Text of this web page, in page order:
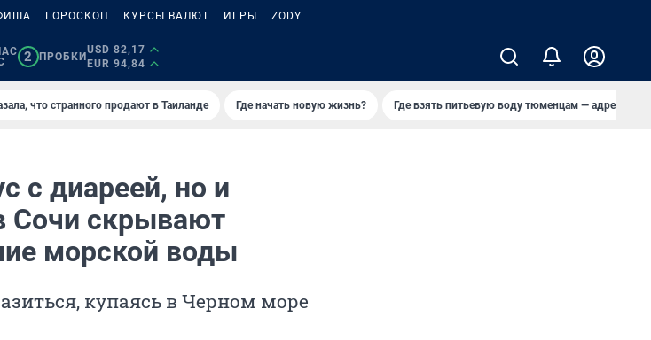
ГОРОСКОП КУРСЫ ВАЛЮТ ИГРЫ ZODY
2 ПРОБКИ
USD 82,17
EUR 94,84
что странного продают в Таиланде Где начать новую жизнь? Где взять питьевую воду тюменцам — адреса
с диареей, но и
Сочи скрывают
морской воды
купаясь в Черном море